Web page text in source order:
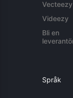
Vecteezy
Videezy
Bli en
Språk